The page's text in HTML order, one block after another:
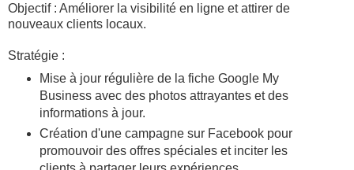
Objectif : Améliorer la visibilité en ligne et attirer de
nouveaux clients locaux.
Stratégie :
Mise à jour régulière de la fiche Google My
Business avec des photos attrayantes et des
informations à jour.
Création d'une campagne sur Facebook pour
promouvoir des offres spéciales et inciter les